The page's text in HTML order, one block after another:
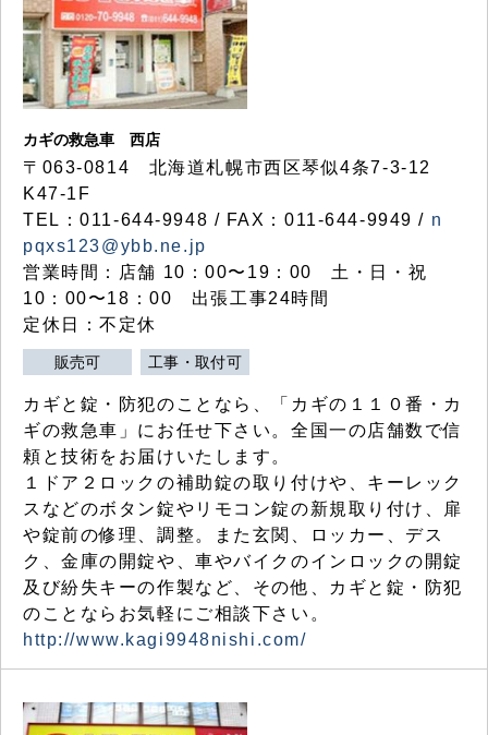
カギの救急車 西店
〒063-0814 北海道札幌市西区琴似4条7-3-12
K47-1F
TEL：011-644-9948 / FAX：011-644-9949 / n
pqxs123@ybb.ne.jp
営業時間：店舗 10：00〜19：00 土・日・祝
10：00〜18：00 出張工事24時間
定休日：不定休
販売可 工事・取付可
カギと錠・防犯のことなら、「カギの１１０番・カ
ギの救急車」にお任せ下さい。全国一の店舗数で信
頼と技術をお届けいたします。
１ドア２ロックの補助錠の取り付けや、キーレック
スなどのボタン錠やリモコン錠の新規取り付け、扉
や錠前の修理、調整。また玄関、ロッカー、デス
ク、金庫の開錠や、車やバイクのインロックの開錠
及び紛失キーの作製など、その他、カギと錠・防犯
のことならお気軽にご相談下さい。
http://www.kagi9948nishi.com/